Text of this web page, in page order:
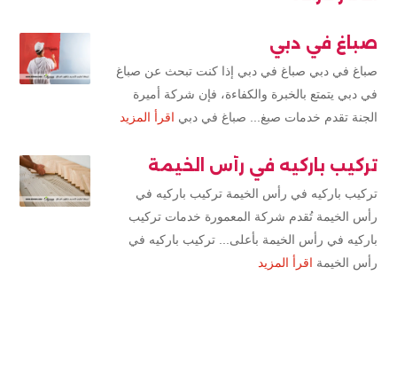
صباغ في دبي
صباغ في دبي صباغ في دبي إذا كنت تبحث عن صباغ
في دبي يتمتع بالخبرة والكفاءة، فإن شركة أميرة
الجنة تقدم خدمات صبغ... صباغ في دبي اقرأ المزيد
تركيب باركيه في رأس الخيمة
تركيب باركيه في رأس الخيمة تركيب باركيه في
رأس الخيمة تُقدم شركة المعمورة خدمات تركيب
باركيه في رأس الخيمة بأعلى... تركيب باركيه في
رأس الخيمة اقرأ المزيد